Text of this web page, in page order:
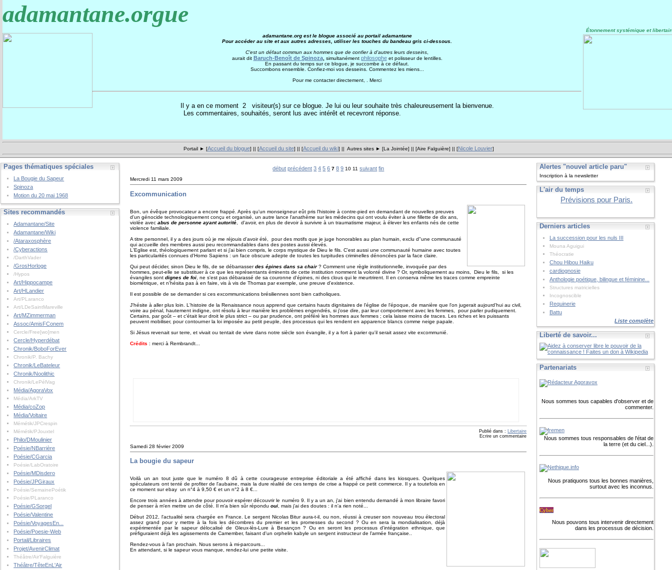
adamantane.orgue
Étonnement systémique et
adamantane.org est le blogue associé au portail adamantane
Pour accéder au site et aux autres adresses, utiliser les touches du bandeau gris ci-dessous.
C'est un défaut commun aux hommes que de confier à d'autres leurs desseins
aurait dit Baruch-Benoît de Spinoza, simultanément philosopheet polisseur de lentilles.
En passant du temps sur ce blogue, je succombe à ce défaut.
Succombons ensemble. Confiez-moi vos desseins. Commentez les miens...
Pour me contacter directement, . Merci
Il y a en ce moment 2
visiteur(s) sur ce blogue. Je lui ou leur souhaite très chaleureusement la bienvenue.
Les commentaires, souhaités, seront lus avec intérêt et recevront réponse.
Portail ► [Accueil du blogue] || [Accueil du site] || [Accueil du wiki] || Autres sites ► [La Jointée] || [Aire Falguière] || [Nicole Louvier]
Pages thématiques spéciales
La Bougie du Sapeur
Spinoza
Motion du 20 mai 1968
Sites recommandés
Adamantane/Site
Adamantane/Wiki
/Ataraxosphère
/Cyberactions
/DarthVader
/GrosHorloge
/Hypos
Art/Hippocampe
Art/HLandier
Art/PLaranco
Art/LDeSaintMareville
Art/MZimmerman
Assoc/AmisFConem
Cercle/Free[wo]men
Cercle/Hyperdébat
Chronik/BoboForEver
Chronik/P. Bachy
Chronik/LeBateleur
Chronik/Noolithic
Chronik/LePélVag
Média/AgoraVox
Média/ArkTV
Média/coZop
Média/Voltaire
Mémétik/JPCrespin
Mémétik/PJouxtel
Philo/DMoulinier
Poésie/NBarrière
Poésie/CGarcia
Poésie/LabOratoire
Poésie/MDisdero
Poésie/JPGiraux
Poésie/SemainePoétik
Poésie/PLaranco
Poésie/GSorgel
Poésie/Valentine
Poésie/VoyagesEn...
Poésie/Poesie-Web
Portail/Libraires
Projet/AvenirClimat
Théâtre/Air'Falguière
Théâtre/TêteEnL'Air
début précédent 3 4 5 6 7 8 9 10 11suivant fin
Mercredi 11 mars 2009
Excommunication
Bon, un évêque provocateur a encore frappé. Après qu'un monseigneur eût pris l'histoire à contre-pied en demandant de nouvelles preuves
d'un génocide technologiquement conçu et organisé, un autre lance l'anathème sur les médecins qui ont voulu éviter à une fillette de dix ans,
violée avecabus de personne ayant autorité , d'avoir, en plus de devoir à survivre à un traumatisme majeur, à élever les enfants nés de cette
violence familiale.
A titre personnel, il y a des jours où je me réjouis d'avoir été, pour des motifs que je juge honorables au plan humain, exclu d"une communauté
qui accueille des membres aussi peu recommandables dans des postes aussi élevés.
L'Eglise est, théologiquement parlant et si j'ai bien compris, le corps mystique de Dieu le fils. C'est aussi une communauté humaine avec toutes
les particularités connues d'Homo Sapiens : un face obscure adepte de toutes les turpitudes criminelles dénoncées par la face claire.
Qui peut décider, sinon Dieu le fils, de se débarrasserdes épines dans sa chair? Comment une règle institutionnelle, invoquée par des
hommes, peut-elle se substituer à ce que les représentants éminents de cette institution nomment la volonté divine ? Or, symboliquement au moins, Dieu le fils, si les
évangiles sontdignes de foi , ne s'est pas débarassé de sa couronne d'épines, ni des clous qui le meurtrirent. Il en conserva même les traces comme empreinte
biométrique, et n'hésita pas à en faire, vis à vis de Thomas par exemple, une preuve d'existence.
Il est possible de se demander si ces excommunications brésiliennes sont bien catholiques.
J'hésite à aller plus loin. L'histoire de la Renaissance nous apprend que certains hauts dignitaires de l'église de l'époque, de manière que l'on jugerait aujourd'hui au civil,
voire au pénal, hautement indigne, ont résolu à leur manière les problèmes engendrés, si j'ose dire, par leur comportement avec les femmes, pour parler pudiquement.
Certains, par goût – et c'était leur droit le plus strict – ou par prudence, ont préféré les hommes aux femmes ; cela laisse moins de traces. Les riches et les puissants
peuvent mobiliser, pour contourner la loi imposée au petit peuple, des processus qui les rendent en apparence blancs comme neige papale.
Si Jésus revenait sur terre, et vivait ou tentait de vivre dans notre siècle son évangile, il y a fort à parier qu'il serait assez vite excommunié.
Crédits : merci à Rembrandt...
Publié dans :
Libertaire
Ecrire un commentaire
Samedi 28 février 2009
La bougie du sapeur
Voilà un an tout juste que le numéro 8 dû à cette courageuse entreprise éditoriale a été affiché dans les kiosques. Quelques
spéculateurs ont tenté de profiter de l'aubaine, mais la dure réalité de ces temps de crise a frappé ce petit commerce. Il y a toutefois en
ce moment sur ebay un n°4 à 9,50 € et un n°2 à 8 €...
Encore trois années à attendre pour pouvoir espérer découvrir le numéro 9. Il y a un an, j'ai bien entendu demandé à mon libraire favori
de penser à m'en mettre un de côté. Il m'a bien sûr réponduoui , mais j'ai des doutes : il n'a rien noté...
Début 2012, l'actualité sera chargée en France. Le sergent Nicolas Bitur aura-t-il, ou non, réussi à creuser son nouveau trou électoral
assez grand pour y mettre à la fois les décombres du premier et les promesses du second ? Ou en sera la mondialisation, déjà
expérimentée par le sapeur délocalisé de Gleux-lès-Lure à Besançon ? Ou en seront les processus d'intégration ethnique, que
préfiguraient déjà les agissements de Camember, faisant d'un orphelin kabyle un sergent instructeur de l'armée française..
Rendez-vous à l'an prochain. Nous serons à mi-parcours...
En attendant, si le sapeur vous manque, rendez-lui unepetite visite
Alertes "nouvel article paru"
Inscription à la newsletter
L'air du temps
Prévisions pour Paris.
Derniers articles
La succession pour les nuls III
Mouna Aguigui
Théocratie
Chou Hibou Haiku
cardiognosie
Anthologie poétique, bilingue et féminine...
Structures matricielles
Incognoscible
Requinerie
Battu
Liste complète
Liberté de savoir...
Partenariats
Nous sommes tous capables d'observer et de
commenter.
Nous sommes tous responsables de l'état de
la terre (et du ciel...).
Nous pratiquons tous les bonnes manières,
surtout avec les inconnus.
Cyber
Nous pouvons tous intervenir directement
dans les processus de décision.